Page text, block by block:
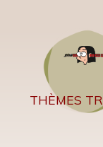
THÈMES